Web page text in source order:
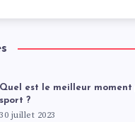
Quel est le meilleur
sport ?
30 juillet 2023